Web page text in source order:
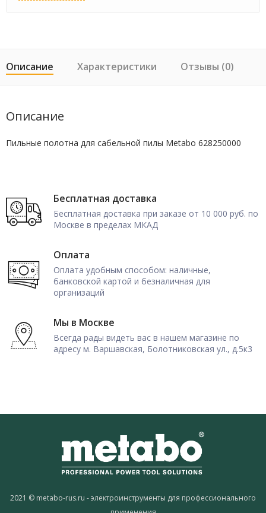
Описание Характеристики Отзывы (0)
Описание
Пильные полотна для сабельной пилы Metabo 628250000
Бесплатная доставка
Бесплатная доставка при заказе от 10 000 руб. по
Москве в пределах МКАД
Оплата
Оплата удобным способом: наличные,
банковской картой и безналичная для
организаций
Мы в Москве
Всегда рады видеть вас в нашем магазине по
адресу м. Варшавская, Болотниковская ул., д.5к3
2021 © metabo-rus.ru - электроинструменты для профессионального